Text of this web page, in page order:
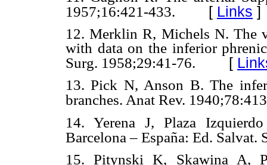
1957;16:421-433. [ Links ]
12. Merklin R, Michels N. The
with data on the inferior
Surg. 1958;29:41-76. [
13. Pick N, Anson B. The
branches. Anat Rev.
14. Yerena J, Plaza
Barcelona – España: Ed.
15. Pitynski K, Skawina A,